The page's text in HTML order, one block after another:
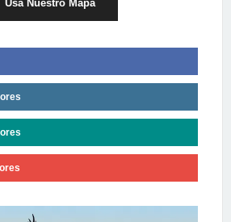
Usa Nuestro Mapa